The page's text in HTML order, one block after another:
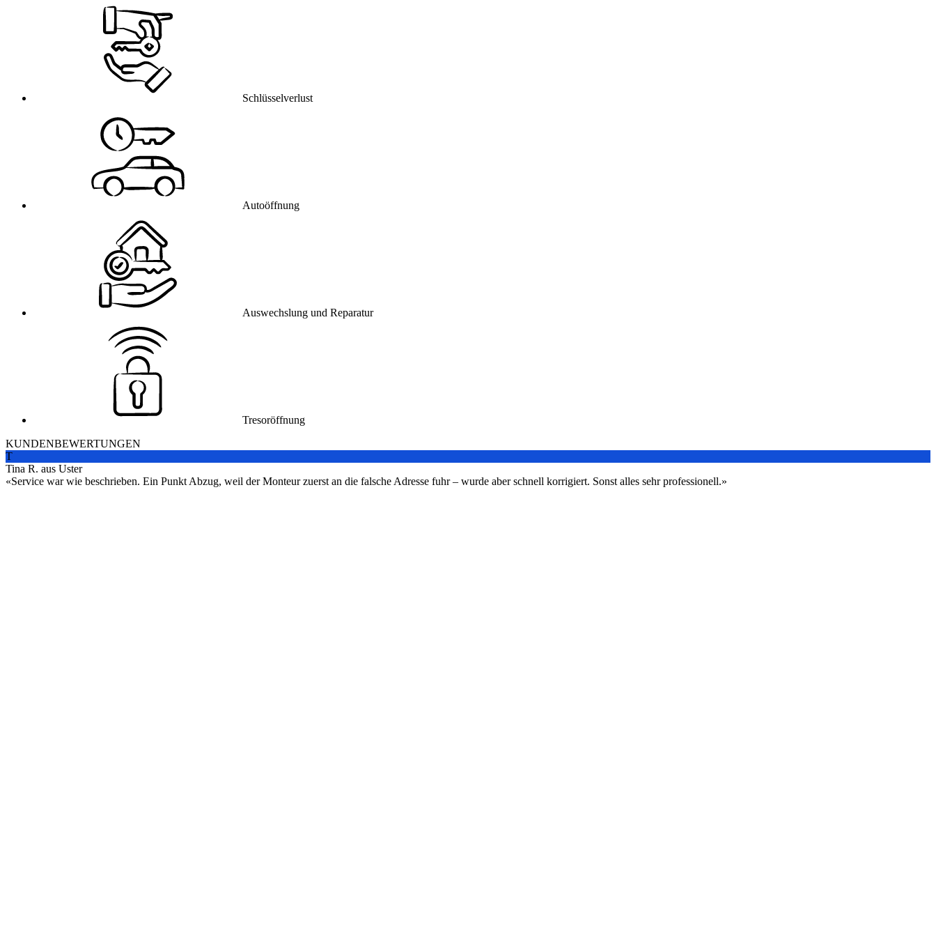
Schlüsselverlust
Autoöffnung
Auswechslung und Reparatur
Tresoröffnung
KUNDENBEWERTUNGEN
T
Tina R. aus Uster
Service war wie beschrieben. Ein Punkt Abzug, weil der Monteur zuerst an die falsche Adresse fuhr – wurde aber schnell korrigiert. Sonst alles sehr professionell.